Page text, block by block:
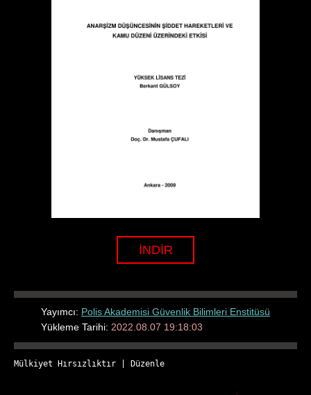
İNDİR
Yayımcı: Polis Akademisi Güvenlik Bilimleri Enstitüsü
Yükleme Tarihi: 2022.08.07 19:18:03
Mülkiyet Hırsızlıktır Düzenle